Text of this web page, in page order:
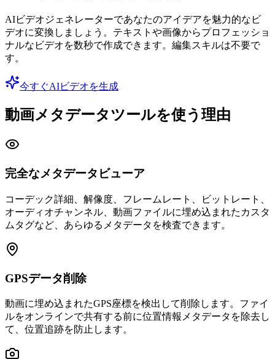
AIビデオジェネレーターであなたのアイデアを魅力的なビ
デオに変換しましょう。テキストや画像からプロフェッショ
ナルなビデオを数秒で作成できます。編集スキルは不要で
す。
今すぐAIビデオを生成
動画メタデータツールを使う理由
完全なメタデータビューア
コーデック詳細、解像度、フレームレート、ビットレート、
オーディオチャンネル、動画ファイルに埋め込まれたカスタ
ムタグなど、あらゆるメタデータを検査できます。
GPSデータ削除
動画に埋め込まれたGPS座標を検出して削除します。ファイ
ルをオンラインで共有する前に位置情報メタデータを除去し
て、位置追跡を防止します。